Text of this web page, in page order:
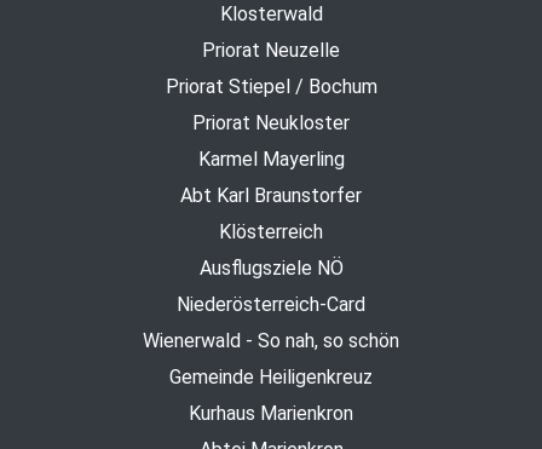
Klosterwald
Priorat Neuzelle
Priorat Stiepel / Bochum
Priorat Neukloster
Karmel Mayerling
Abt Karl Braunstorfer
Klösterreich
Ausflugsziele NÖ
Niederösterreich-Card
Wienerwald - So nah, so schön
Gemeinde Heiligenkreuz
Kurhaus Marienkron